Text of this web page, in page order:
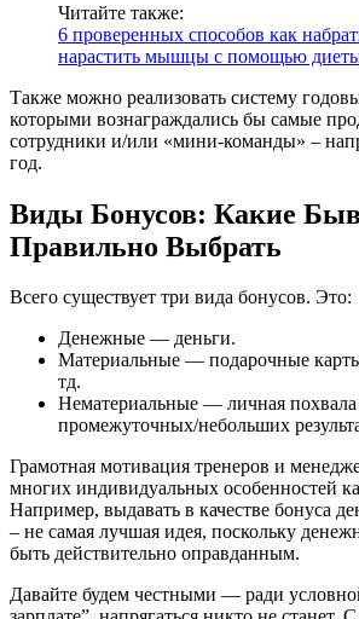
Читайте также:
6 проверенных способов как
нарастить мышцы с помощью
Также можно реализовать систему
которыми вознаграждались бы самые
сотрудники и/или «мини-команды» –
год.
Виды Бонусов: Какие
Правильно Выбрать
Всего существует три вида бонусов. Это:
Денежные — деньги.
Материальные — подарочные
тд.
Нематериальные — личная похвала
промежуточных/небольших
Грамотная мотивация тренеров и
многих индивидуальных особенностей
Например, выдавать в качестве бонуса
– не самая лучшая идея, поскольку
быть действительно оправданным.
Давайте будем честными — ради